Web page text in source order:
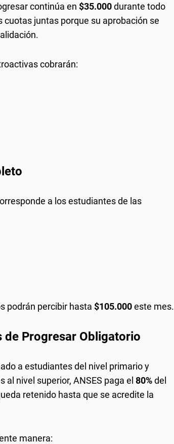
continúa en $35.000durante todo
juntas porque su aprobación se
cobrarán:
a los estudiantes de las
podrán percibir hasta $105.000este mes.
Progresar Obligatorio
a estudiantes del nivel primario y
nivel superior, ANSES paga el 80%del
retenido hasta que se acredite la
manera: